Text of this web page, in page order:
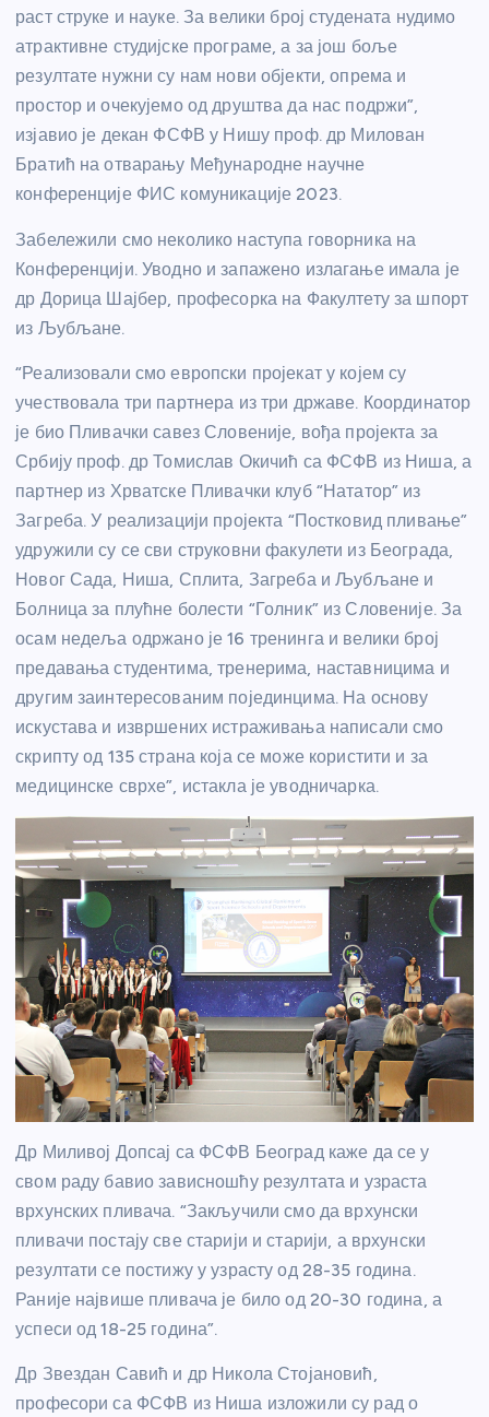
раст струке и науке. За велики број студената нудимо
атрактивне студијске програме, а за још боље
резултате нужни су нам нови објекти, опрема и
простор и очекујемо од друштва да нас подржи”,
изјавио је декан ФСФВ у Нишу проф. др Милован
Братић на отварању Међународне научне
конференције ФИС комуникације 2023.
Забележили смо неколико наступа говорника на
Конференцији. Уводно и запажено излагање имала је
др Дорица Шајбер, професорка на Факултету за шпорт
из Љубљане.
“Реализовали смо европски пројекат у којем су
учествовала три партнера из три државе. Координатор
је био Пливачки савез Словеније, вођа пројекта за
Србију проф. др Томислав Окичић са ФСФВ из Ниша, а
партнер из Хрватске Пливачки клуб “Нататор” из
Загреба. У реализацији пројекта “Постковид пливање”
удружили су се сви струковни факулети из Београда,
Новог Сада, Ниша, Сплита, Загреба и Љубљане и
Болница за плућне болести “Голник” из Словеније. За
осам недеља одржано је 16 тренинга и велики број
предавања студентима, тренерима, наставницима и
другим заинтересованим појединцима. На основу
искустава и извршених истраживања написали смо
скрипту од 135 страна која се може користити и за
медицинске сврхе”, истакла је уводничарка.
Др Миливој Допсај са ФСФВ Београд каже да се у
свом раду бавио зависношћу резултата и узраста
врхунских пливача. “Закључили смо да врхунски
пливачи постају све старији и старији, а врхунски
резултати се постижу у узрасту од 28-35 година.
Раније највише пливача је било од 20-30 година, а
успеси од 18-25 година”.
Др Звездан Савић и др Никола Стојановић,
професори са ФСФВ из Ниша изложили су рад о